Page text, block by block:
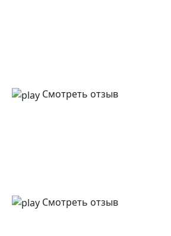
Смотреть отзыв
Смотреть отзыв